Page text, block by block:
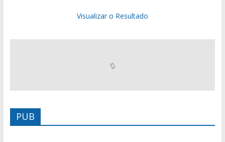
Visualizar o Resultado
PUB